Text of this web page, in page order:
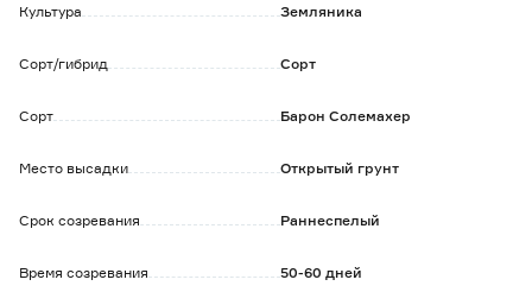
Культура Земляника
Сорт/гибрид Сорт
Сорт Барон Солемахер
Место высадки Открытый грунт
Срок созревания Раннеспелый
Время созревания 50-60 дней